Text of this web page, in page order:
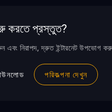
করতে প্রস্তুত?
নিরাপদ, দ্রুত ইন্টারনেট উপভোগ
পরিকল্পনা দেখুন